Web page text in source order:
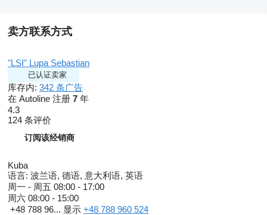
卖方联系方式
"LSI" Lupa Sebastian
已认证卖家
库存内: 342 条广告
在 Autoline 注册 7 年
4.3
124 条评价
订阅该经销商
Kuba
语言: 波兰语, 德语, 意大利语, 英语
周一 - 周五 08:00 - 17:00
周六 08:00 - 15:00
+48 788 96... 显示 +48 788 960 524